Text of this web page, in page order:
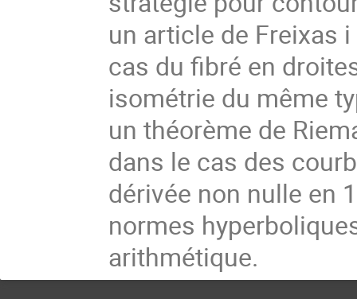
un article de Freixas
cas du fibré en
isométrie du même
un théorème de
dans le cas des
dérivée non nulle en
normes
arithmétique.